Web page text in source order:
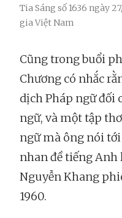
Tia Sáng số 1636 ngày
gia Việt Nam
Cũng trong buổi
Chương có nhắc
dịch Pháp ngữ đối
ngữ, và một tập
ngữ mà ông nói
nhan đề tiếng Anh
Nguyễn Khang
1960.